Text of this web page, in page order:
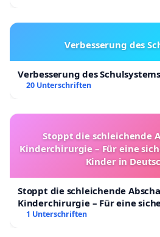
Verbesserung des
Verbesserung des Schulsystems
20 Unterschriften
Stoppt die schleichende
Kinderchirurgie – Für eine
Kinder in
Stoppt die schleichende
Kinderchirurgie – Für eine
Kinder in Deutschland
1 Unterschriften